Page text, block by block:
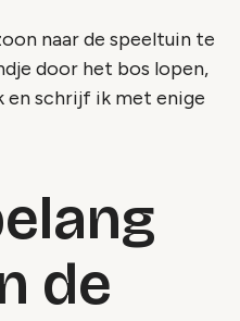
naar de speeltuin te
door het bos lopen,
en schrijf ik met enige
de